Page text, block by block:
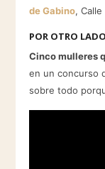
de Gabino, Calle
POR OTRO
Cinco mulleres
en un concurso
sobre todo